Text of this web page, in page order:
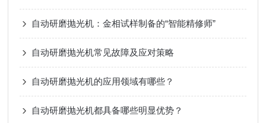
自动研磨抛光机：金相试样制备的“智能精修师”
自动研磨抛光机常见故障及应对策略
自动研磨抛光机的应用领域有哪些？
自动研磨抛光机都具备哪些明显优势？